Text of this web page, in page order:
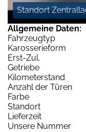
Standort
Allgemeine Daten:
Fahrzeugtyp
Karosserieform
Erst-Zul.
Getriebe
Kilometerstand
Anzahl der Türen
Farbe
Standort
Lieferzeit
Unsere Nummer